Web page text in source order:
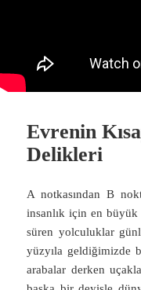
Evrenin
Delikleri
A notkasından B
insanlık için en büyük
süren yolculuklar
yüzyıla geldiğimizde
arabalar derken